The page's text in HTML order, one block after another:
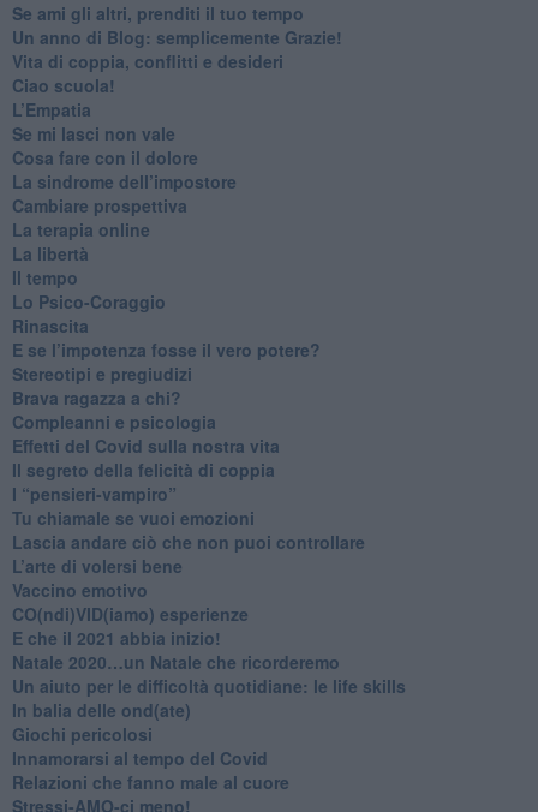
​Se ami gli altri, prenditi il tuo tempo
​Un anno di Blog: semplicemente Grazie!
​Vita di coppia, conflitti e desideri
​Ciao scuola!
​L’Empatia
​Se mi lasci non vale
Cosa fare con il dolore
​La sindrome dell’impostore
​Cambiare prospettiva
La terapia online
La libertà
​Il tempo
​Lo Psico-Coraggio
Rinascita
​E se l’impotenza fosse il vero potere?
Stereotipi e pregiudizi
​Brava ragazza a chi?
​Compleanni e psicologia
Effetti del Covid sulla nostra vita
Il segreto della felicità di coppia
​I “pensieri-vampiro”
​Tu chiamale se vuoi emozioni
​Lascia andare ciò che non puoi controllare
L’arte di volersi bene
​Vaccino emotivo
CO(ndi)VID(iamo) esperienze
​E che il 2021 abbia inizio!
​Natale 2020…un Natale che ricorderemo
Un aiuto per le difficoltà quotidiane: le life skills
​In balia delle ond(ate)
Giochi pericolosi
Innamorarsi al tempo del Covid
​Relazioni che fanno male al cuore
​Stressi-AMO-ci meno!